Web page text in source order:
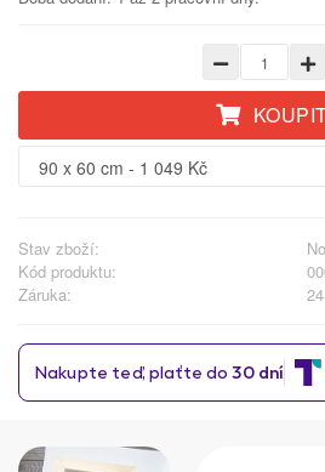
Stav zboží:
Kód produktu:
Záruka: